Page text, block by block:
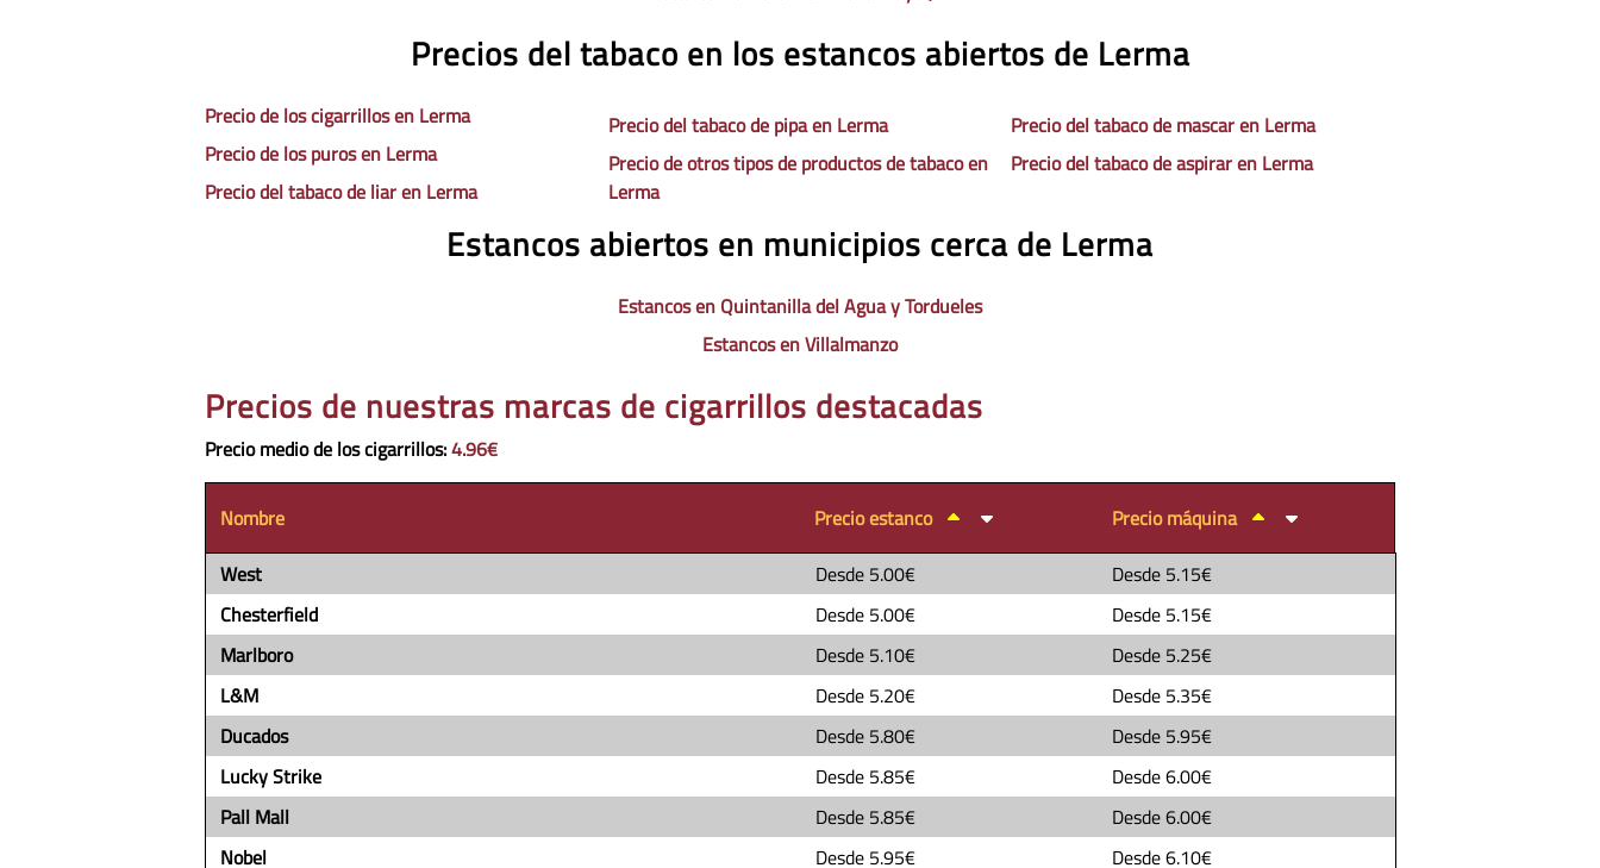
Precios del tabaco en los estancos abiertos de Lerma
Precio de los cigarrillos en Lerma
Precio de los puros en Lerma
Precio del tabaco de liar en Lerma
Precio del tabaco de pipa en Lerma
Precio de otros tipos de productos de tabaco en
Lerma
Precio del tabaco de mascar en Lerma
Precio del tabaco de aspirar en Lerma
Estancos abiertos en municipios cerca de Lerma
Estancos en Quintanilla del Agua y Tordueles
Estancos en Villalmanzo
Precios de nuestras marcas de cigarrillos destacadas
Precio medio de los cigarrillos:4.96€
Nombre Precio estanco
Precio máquina
West
Desde 5.00€ Desde 5.15€
Chesterfield
Desde 5.00€ Desde 5.15€
Marlboro
Desde 5.10€ Desde 5.25€
L&M
Desde 5.20€ Desde 5.35€
Ducados
Desde 5.80€ Desde 5.95€
Lucky Strike
Desde 5.85€ Desde6.00€
Pall Mall
Desde 5.85€ Desde6.00€
Nobel
Desde 5.95€ Desde6.10€